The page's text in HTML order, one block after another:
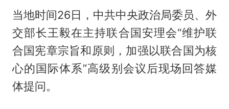
当地时间26日，中共中央政治局委员、外
交部长王毅在主持联合国安理会“维护联
合国宪章宗旨和原则，加强以联合国为核
心的国际体系”高级别会议后现场回答媒
体提问。